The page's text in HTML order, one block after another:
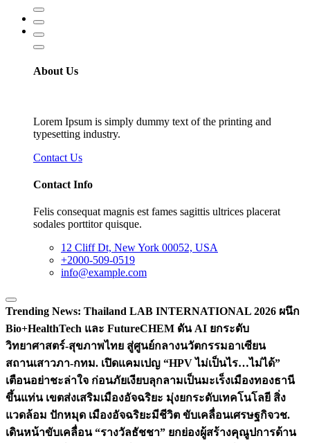
About Us
Lorem Ipsum is simply dummy text of the printing and
typesetting industry.
Contact Us
Contact Info
Felis consequat magnis est fames sagittis ultrices placerat
sodales porttitor quisque.
12 Cliff Dt, New York 00052, USA
+2000-509-0519
info@example.com
Trending News: Thailand LAB INTERNATIONAL 2026 ผนึก
Bio+HealthTech และ FutureCHEM ดัน AI ยกระดับ
วิทยาศาสตร์-สุขภาพไทย สู่ศูนย์กลางนวัตกรรมอาเซียน
สถานเสาวภา-กทม. เปิดแคมเปญ “HPV ไม่เป็นไร…ไม่ได้”
เตือนอย่าชะล่าใจ ก่อนภัยเงียบลุกลามเป็นมะเร็งเมืองทองธานี
ขึ้นแท่น เขตส่งเสริมเมืองอัจฉริยะ มุ่งยกระดับเทคโนโลยี สิ่ง
แวดล้อม ปักหมุด เมืองอัจฉริยะมีชีวิต ขับเคลื่อนเศรษฐกิจวช.
เดินหน้าขับเคลื่อน “รางวัลธัชชา” ยกย่องผู้สร้างคุณูปการด้าน